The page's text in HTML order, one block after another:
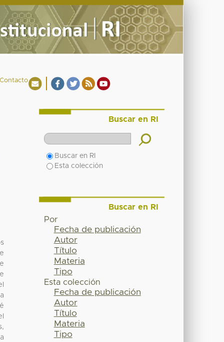
Contacto
Buscar en RI
Buscar en RI
Esta colección
Buscar en RI
Por
Fecha de publicación
Autor
Título
Materia
Tipo
Esta colección
Fecha de publicación
Autor
Título
Materia
Tipo